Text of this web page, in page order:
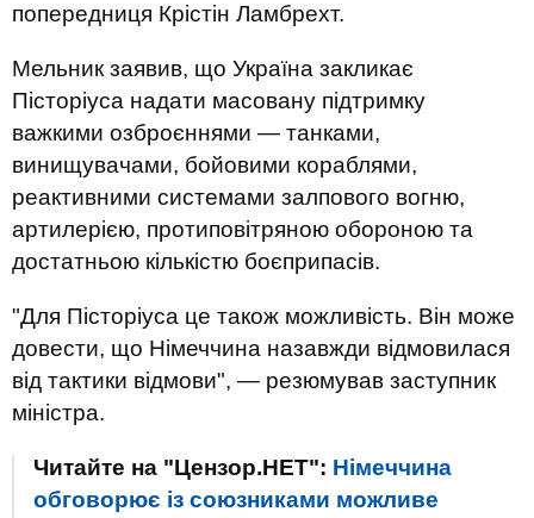
попередниця Крістін Ламбрехт.
Мельник заявив, що Україна закликає
Пісторіуса надати масовану підтримку
важкими озброєннями — танками,
винищувачами, бойовими кораблями,
реактивними системами залпового вогню,
артилерією, протиповітряною обороною та
достатньою кількістю боєприпасів.
"Для Пісторіуса це також можливість. Він може
довести, що Німеччина назавжди відмовилася
від тактики відмови", — резюмував заступник
міністра.
Читайте на "Цензор.НЕТ": Німеччина
обговорює із союзниками можливе